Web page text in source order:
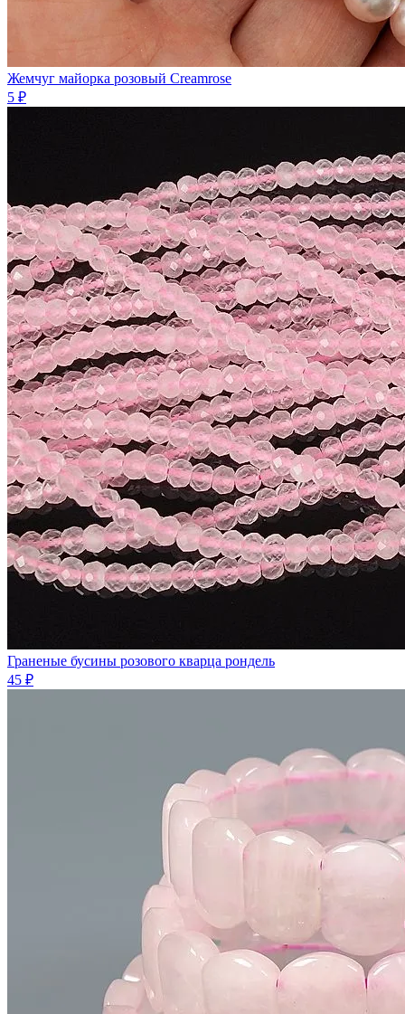
Жемчуг майорка розовый Creamrose
5 ₽
Граненые бусины розового кварца рондель
45 ₽